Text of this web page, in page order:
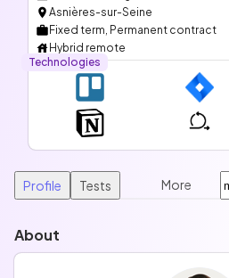
Asnières-sur-Seine
Fixed term, Permanent contract
Hybrid remote
Technologies
Profile Tests More
About